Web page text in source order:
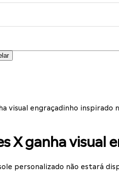
visual engraçadinho inspirado
X ganha visual
personalizado não estará